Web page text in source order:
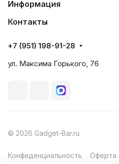
Информация
Контакты
+7 (951) 198-91-28
ул. Максима Горького, 76
© 2026 Gadget-Bar.ru
Конфиденциальность Оферта